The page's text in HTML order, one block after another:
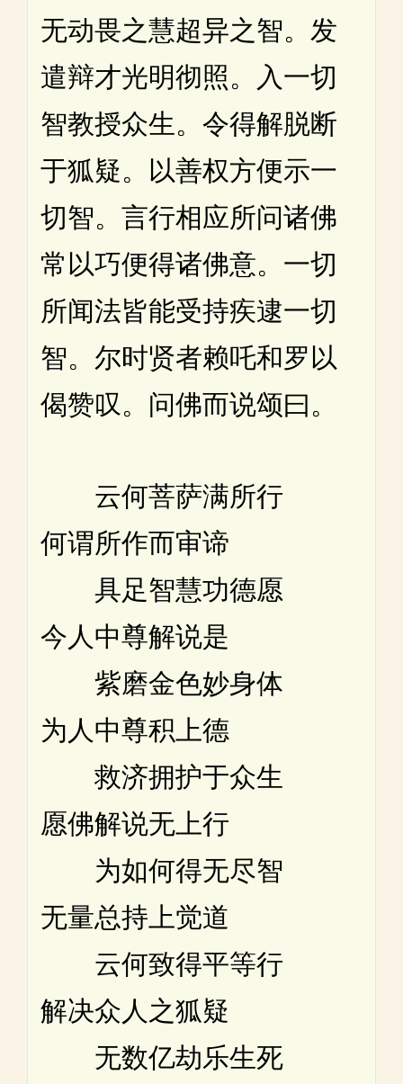
无动畏之慧超异之智。发
遣辩才光明彻照。入一切
智教授众生。令得解脱断
于狐疑。以善权方便示一
切智。言行相应所问诸佛
常以巧便得诸佛意。一切
所闻法皆能受持疾逮一切
智。尔时贤者赖吒和罗以
偈赞叹。问佛而说颂曰。
云何菩萨满所行
何谓所作而审谛
具足智慧功德愿
今人中尊解说是
紫磨金色妙身体
为人中尊积上德
救济拥护于众生
愿佛解说无上行
为如何得无尽智
无量总持上觉道
云何致得平等行
解决众人之狐疑
无数亿劫乐生死